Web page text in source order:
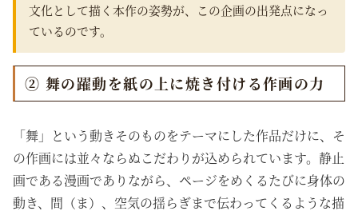
文化として描く本作の姿勢が、この企画の出発点になっ
ているのです。
② 舞の躍動を紙の上に焼き付ける作画の力
「舞」という動きそのものをテーマにした作品だけに、そ
の作画には並々ならぬこだわりが込められています。静止
画である漫画でありながら、ページをめくるたびに身体の
動き、間（ま）、空気の揺らぎまで伝わってくるような描